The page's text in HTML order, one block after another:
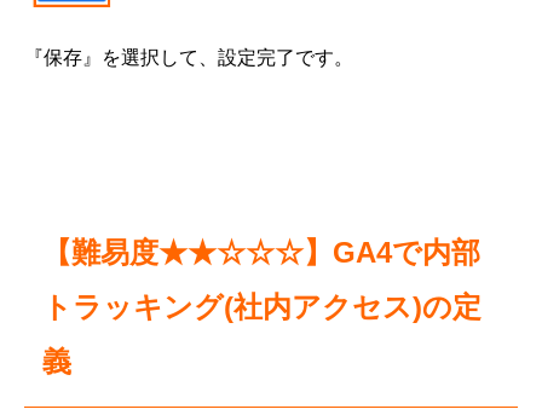
『保存』を選択して、設定完了です。
【難易度★★☆☆☆】GA4で内部
トラッキング(社内アクセス)の定
義